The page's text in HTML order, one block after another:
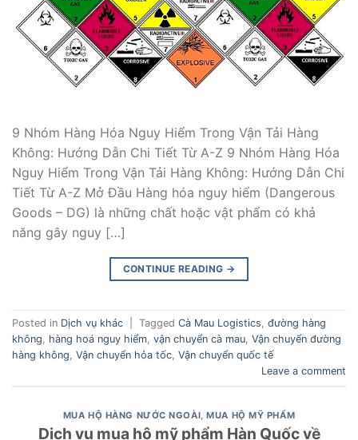
9 Nhóm Hàng Hóa Nguy Hiểm Trong Vận Tải Hàng
Không: Hướng Dẫn Chi Tiết Từ A-Z 9 Nhóm Hàng Hóa
Nguy Hiểm Trong Vận Tải Hàng Không: Hướng Dẫn Chi
Tiết Từ A-Z Mở Đầu Hàng hóa nguy hiểm (Dangerous
Goods – DG) là những chất hoặc vật phẩm có khả
năng gây nguy […]
CONTINUE READING →
Posted in Dịch vụ khác Tagged Cà Mau Logistics, đường hàng
không, hàng hoá nguy hiểm, vận chuyển cà mau, Vận chuyển đường
hàng không, Vận chuyển hỏa tốc, Vận chuyển quốc tế
Leave a comment
MUA HỘ HÀNG NƯỚC NGOÀI ,MUA HỘ MỸ PHẨM
Dịch vụ mua hộ mỹ phẩm Hàn Quốc về